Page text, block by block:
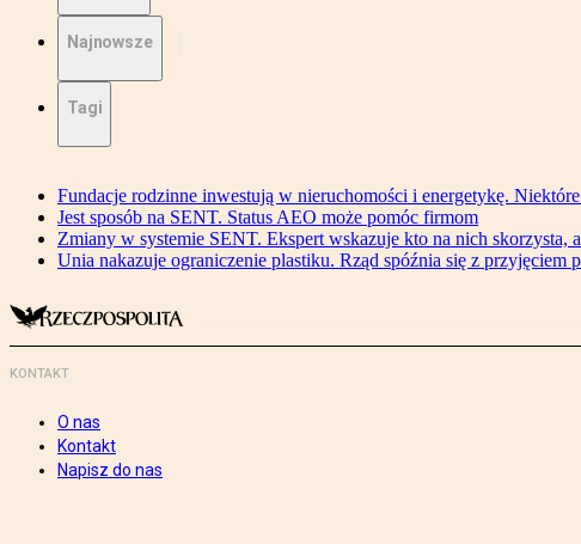
Najnowsze
Tagi
Fundacje rodzinne inwestują w nieruchomości i energetykę.
Jest sposób na SENT. Status AEO może pomóc firmom
Zmiany w systemie SENT. Ekspert wskazuje kto na nich skorzysta,
Unia nakazuje ograniczenie plastiku. Rząd spóźnia się z przyjęciem
KONTAKT
O nas
Kontakt
Napisz do nas